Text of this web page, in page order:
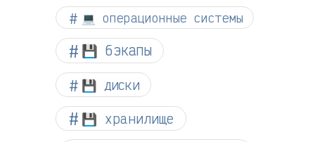
💻 операционные системы
💾 бэкапы
💾 диски
💾 хранилище